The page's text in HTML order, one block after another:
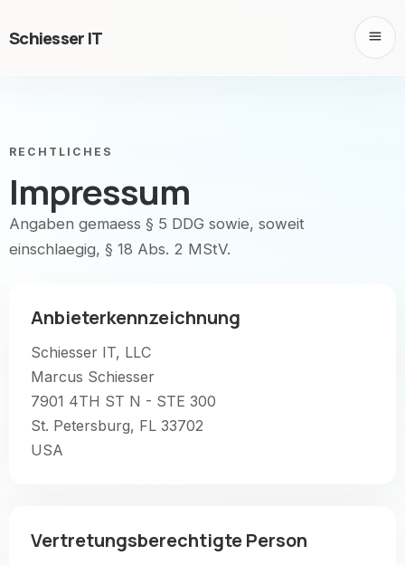
Schiesser IT
RECHTLICHES
Impressum
Angaben gemaess § 5 DDG sowie, soweit
einschlaegig, § 18 Abs. 2 MStV.
Anbieterkennzeichnung
Schiesser IT, LLC
Marcus Schiesser
7901 4TH ST N - STE 300
St. Petersburg, FL 33702
USA
Vertretungsberechtigte Person